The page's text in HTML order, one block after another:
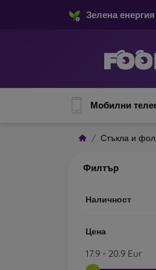
Зелена енергия
Мобилни
Стъкла и
Филтър
Наличност
Цена
17.9 - 20.9 Eur